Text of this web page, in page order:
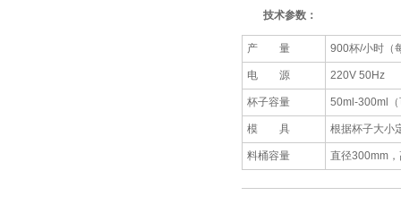
技术参数：
产 量 900杯/小时（
电 源 220V 50Hz
杯子容量 50ml-300ml（
模 具 根据杯子大小
料桶容量 直径300mm